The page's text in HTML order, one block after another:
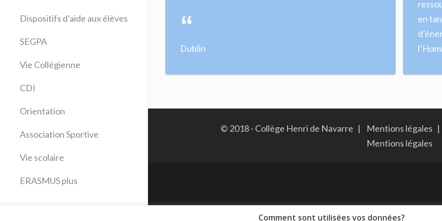
Allemand
Anglais
Arts plastiques
Education musicale
Espagnol
Français
Latin
Sciences physiques
Technologie
Dispositifs d’aide aux élèves
SEGPA
Vie Collégienne
CDI
Orientation
Association Sportive
Vie scolaire
ERASMUS plus
Dublin
en
© 2018 - Collège Henri de Navarre | Mentions légales |
Mentions légales
Comment sont utilisées vos données?